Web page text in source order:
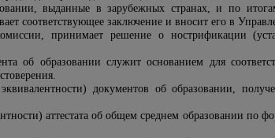
выданные в зарубежных странах, и по
соответствующее заключение и вносит его в
принимает решение о нострификации
об образовании служит основанием для
документов об образовании,
аттестата об общем среднем образовании по